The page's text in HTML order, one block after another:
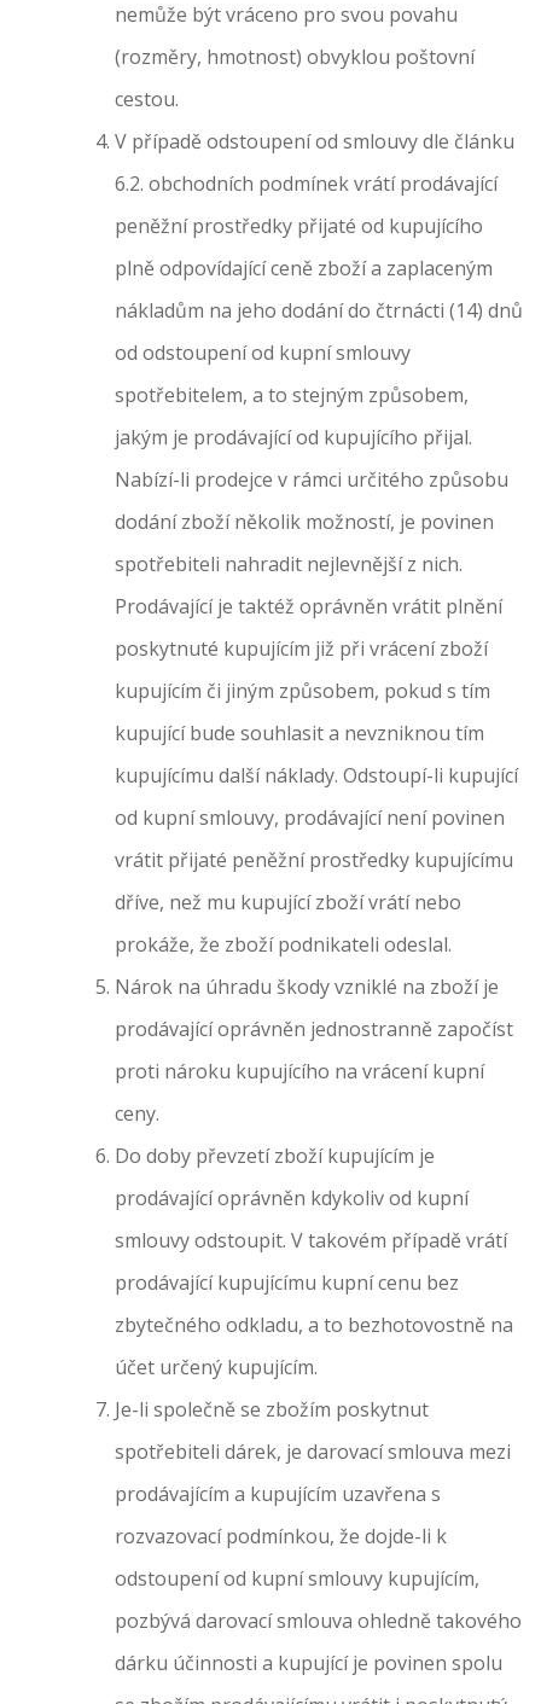
nemůže být vráceno pro svou povahu
(rozměry, hmotnost) obvyklou poštovní
cestou.
V případě odstoupení od smlouvy dle článku
6.2. obchodních podmínek vrátí prodávající
peněžní prostředky přijaté od kupujícího
plně odpovídající ceně zboží a zaplaceným
nákladům na jeho dodání do čtrnácti (14) dnů
od odstoupení od kupní smlouvy
spotřebitelem, a to stejným způsobem,
jakým je prodávající od kupujícího přijal.
Nabízí-li prodejce v rámci určitého způsobu
dodání zboží několik možností, je povinen
spotřebiteli nahradit nejlevnější z nich.
Prodávající je taktéž oprávněn vrátit plnění
poskytnuté kupujícím již při vrácení zboží
kupujícím či jiným způsobem, pokud s tím
kupující bude souhlasit a nevzniknou tím
kupujícímu další náklady. Odstoupí-li kupující
od kupní smlouvy, prodávající není povinen
vrátit přijaté peněžní prostředky kupujícímu
dříve, než mu kupující zboží vrátí nebo
prokáže, že zboží podnikateli odeslal.
Nárok na úhradu škody vzniklé na zboží je
prodávající oprávněn jednostranně započíst
proti nároku kupujícího na vrácení kupní
ceny.
Do doby převzetí zboží kupujícím je
prodávající oprávněn kdykoliv od kupní
smlouvy odstoupit. V takovém případě vrátí
prodávající kupujícímu kupní cenu bez
zbytečného odkladu, a to bezhotovostně na
účet určený kupujícím.
Je-li společně se zbožím poskytnut
spotřebiteli dárek, je darovací smlouva mezi
prodávajícím a kupujícím uzavřena s
rozvazovací podmínkou, že dojde-li k
odstoupení od kupní smlouvy kupujícím,
pozbývá darovací smlouva ohledně takového
dárku účinnosti a kupující je povinen spolu